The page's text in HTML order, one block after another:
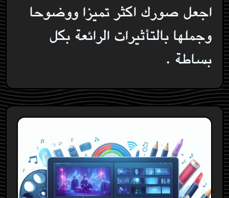
اجعل صورك اكثر تميزا ووضوحا
وجملها بالتأثيرات الرائعة بكل
بساطة .